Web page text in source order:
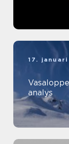
17. januari
analys